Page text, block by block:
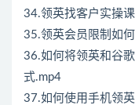
34.领英找客户实操
35.领英会员限制如
36.如何将领英和谷
式.mp4
37.如何使用手机领